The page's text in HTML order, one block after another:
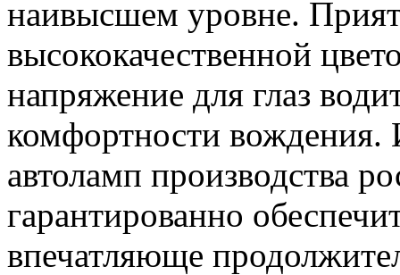
наивысшем уровне.
высококачественной
напряжение для глаз
комфортности вождения.
автоламп производства
гарантированно
впечатляюще